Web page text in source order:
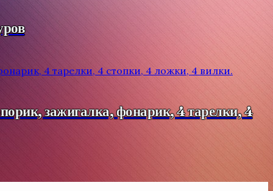
зажигалка, фонарик, 4 тарелки, 4